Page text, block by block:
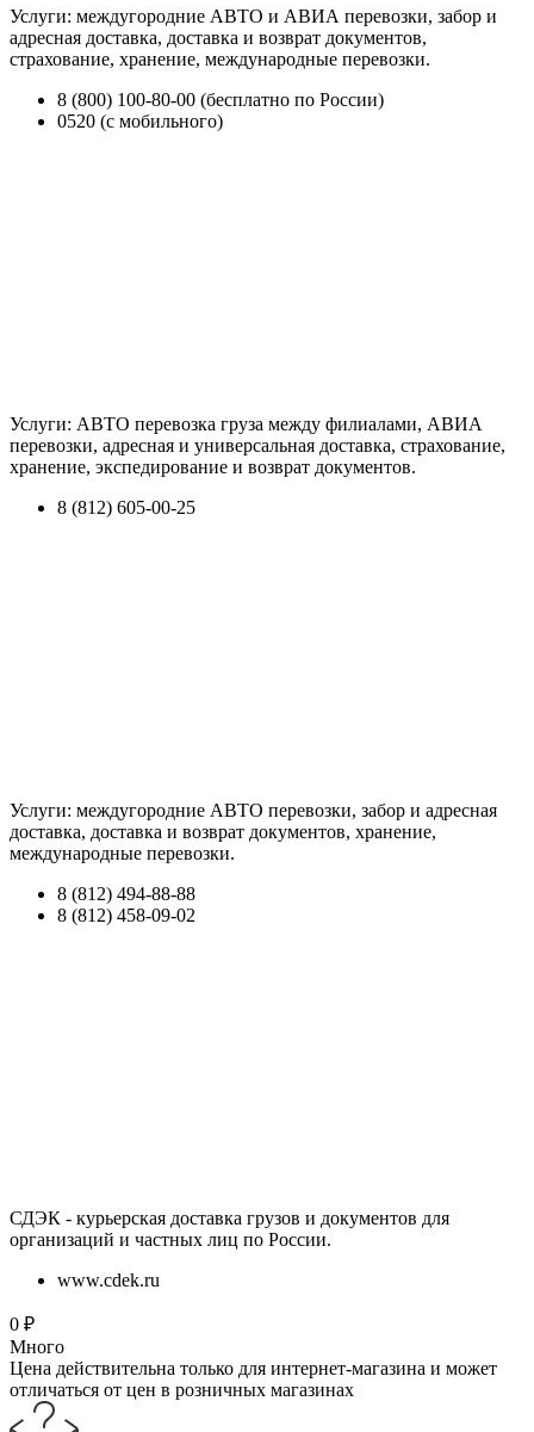
Услуги: междугородние АВТО и АВИА перевозки, забор и
адресная доставка, доставка и возврат документов,
страхование, хранение, международные перевозки.
8 (800) 100-80-00 (бесплатно по России)
0520 (с мобильного)
Услуги: АВТО перевозка груза между филиалами, АВИА
перевозки, адресная и универсальная доставка, страхование,
хранение, экспедирование и возврат документов.
8 (812) 605-00-25
Услуги: междугородние АВТО перевозки, забор и адресная
доставка, доставка и возврат документов, хранение,
международные перевозки.
8 (812) 494-88-88
8 (812) 458-09-02
СДЭК - курьерская доставка грузов и документов для
организаций и частных лиц по России.
www.cdek.ru
0 ₽
Много
Цена действительна только для интернет-магазина и может
отличаться от цен в розничных магазинах